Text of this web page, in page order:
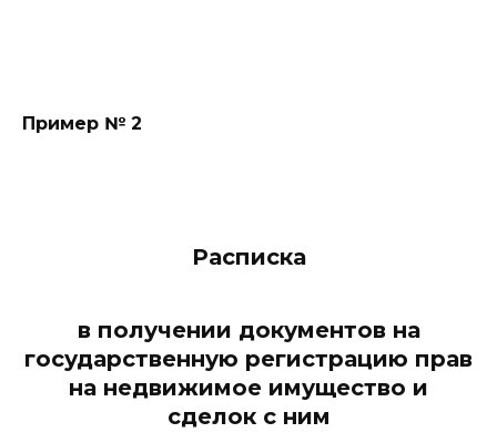
Пример № 2
Расписка
в получении документов на
государственную регистрацию прав
на недвижимое имущество и
сделок с ним